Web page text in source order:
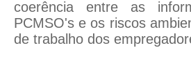
coerência entre as
PCMSO's e os riscos
de trabalho dos